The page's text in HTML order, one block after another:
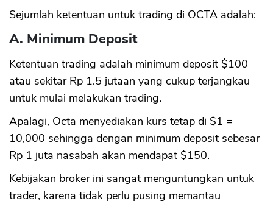
Sejumlah ketentuan untuk trading di OCTA adalah:
A. Minimum Deposit
Ketentuan trading adalah minimum deposit $100
atau sekitar Rp 1.5 jutaan yang cukup terjangkau
untuk mulai melakukan trading.
Apalagi, Octa menyediakan kurs tetap di $1 =
10,000 sehingga dengan minimum deposit sebesar
Rp 1 juta nasabah akan mendapat $150.
Kebijakan broker ini sangat menguntungkan untuk
trader, karena tidak perlu pusing memantau